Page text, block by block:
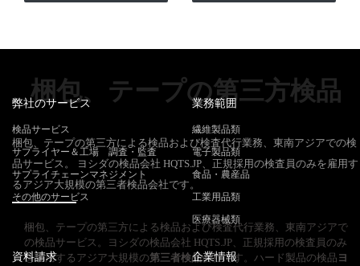
梱包、テープの第三方検品
梱包、テープの第三方による検品および検査代行業務、東南アジアでの検
品サービス。 ヨシダの検品会社 HQTS.JP、正規採用の検査員のみを雇用す
るアジア大規模の第三者検品会社です。
梱包、テープの第三方による検品および検査代行業務、東南アジアで
の検品サービス。ヨシダの検品会社 HQTS.JP、正規採用の検査員のみ
を雇用するアジア大規模の第三者検品会社です。ハード製品の検品 ヨ
弊社のサービス
検品サービス
サプライヤー＆工場 調査・監査
サプライチェーンマネジメント
その他のサービス
業務範囲
繊維製品類
電子製品類
食品・農産品
工業用品類
医療器械類
資料請求 企業情報